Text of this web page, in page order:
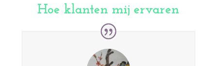
Hoe klanten mij ervaren